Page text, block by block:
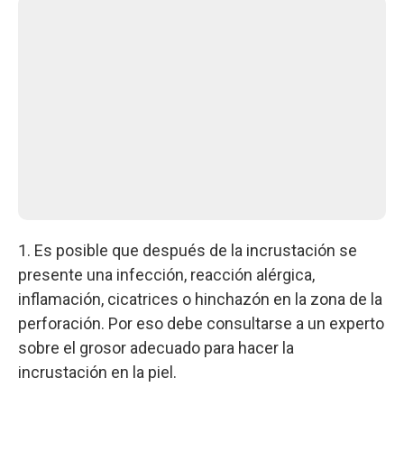
1. Es posible que después de la incrustación se
presente una infección, reacción alérgica,
inflamación, cicatrices o hinchazón en la zona de la
perforación. Por eso debe consultarse a un experto
sobre el grosor adecuado para hacer la
incrustación en la piel.